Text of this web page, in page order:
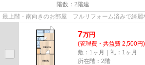
階数：2階建
最上階・南向きのお部屋 フルリフォーム済みで綺麗
7万円
(管理費・共益費 2,500円)
敷：1ヶ月｜礼：1ヶ月
所在階：2階